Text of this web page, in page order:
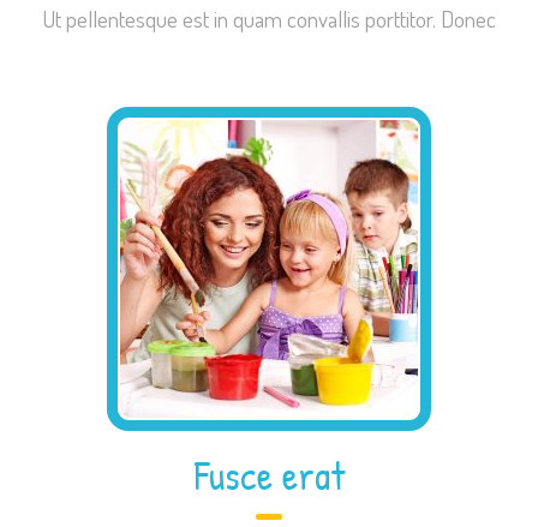
Ut pellentesque est in quam convallis porttitor. Donec
Fusce erat